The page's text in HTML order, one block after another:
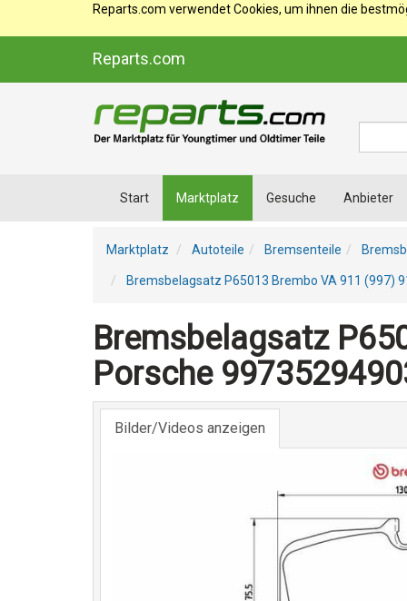
Reparts.com verwendet Cookies, um ihnen die
Reparts.com
Start Marktplatz Gesuche Anbieter
Marktplatz Autoteile Bremsenteile
Bremsbelagsatz P65013 Brembo VA 911 (997)
Bremsbelagsatz
Porsche
Bilder/Videos anzeigen